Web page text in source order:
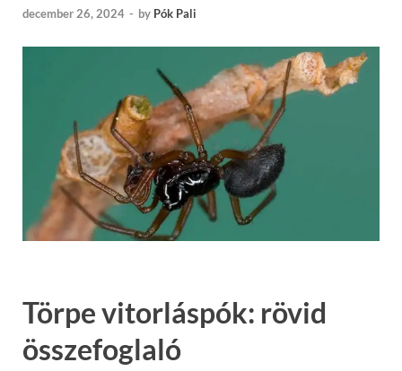
december 26, 2024 - by Pók Pali
Törpe vitorláspók: rövid
összefoglaló